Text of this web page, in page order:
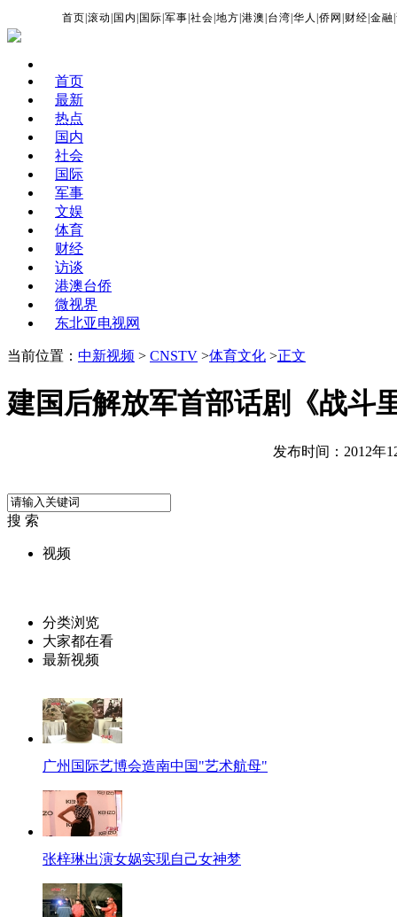
首页 |滚动 国内 国际 |军事 |社会 |地方 |港澳 台湾 |华人 |侨网 财经 |金融 |
首页
最新
热点
国内
社会
国际
军事
文娱
体育
财经
访谈
港澳台侨
微视界
东北亚电视网
当前位置： 中新视频 > CNSTV >体育文化 >正文
建国后解放军首部话剧《战斗
发布时间：2012年
搜 索
视频
分类浏览
大家都在看
最新视频
广州国际艺博会造南中国"艺术航母"
张梓琳出演女娲实现自己女神梦